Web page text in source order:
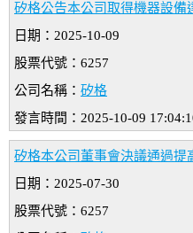
矽格公告本公司取得機器設備
日期：2025-10-09
股票代號：6257
公司名稱： 矽格
發言時間：2025-10-09
矽格本公司董事會決議通過提
日期：2025-07-30
股票代號：6257